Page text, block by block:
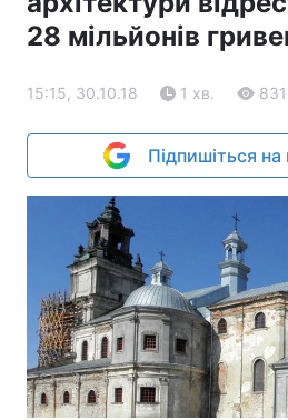
28 мільйонів
15:15, 30.10.18 1 хв. 831
Підпишіться